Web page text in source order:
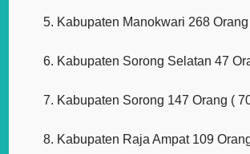
Kabupaten Manokwari 268
Kabupaten Sorong Selatan 47
Kabupaten Sorong 147 Orang (
Kabupaten Raja Ampat 109